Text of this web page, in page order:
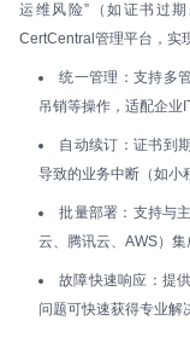
运维风险”（如证书过
CertCentral管理平台，实
统一管理：支持多
吊销等操作，适配企业
自动续订：证书到
导致的业务中断（如小
批量部署：支持与
云、腾讯云、AWS）集
故障快速响应：提
问题可快速获得专业解